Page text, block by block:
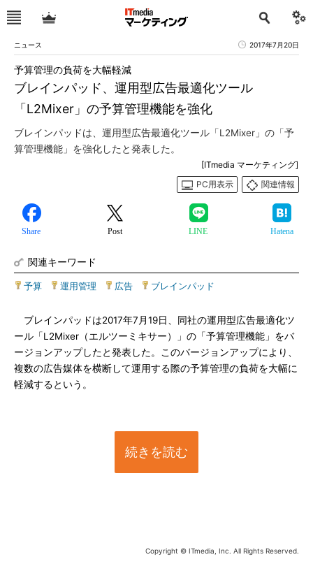
ニュース 2017年7月20日
ブレインパッド、運用型広告最適化ツール
「L2Mixer」の予算管理機能を強化
予算管理の負荷を大幅軽減
ブレインパッドは、運用型広告最適化ツール「L2Mixer」の「予
算管理機能」を強化したと発表した。
[ITmedia マーケティング]
PC用表示
関連情報
Share Post LINE Hatena
関連キーワード
予算 運用管理 広告 ブレインパッド
ブレインパッドは2017年7月19日、同社の運用型広告最適化ツ
ール「L2Mixer（エルツーミキサー）」の「予算管理機能」をバ
ージョンアップしたと発表した。このバージョンアップにより、
複数の広告媒体を横断して運用する際の予算管理の負荷を大幅に
軽減するという。
続きを読む
Copyright © ITmedia, Inc. All Rights Reserved.